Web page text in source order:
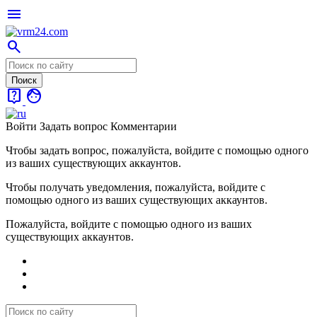
menu
search
live_help face
Войти Задать вопрос Комментарии
Чтобы задать вопрос, пожалуйста, войдите с помощью одного
из ваших существующих аккаунтов.
Чтобы получать уведомления, пожалуйста, войдите с
помощью одного из ваших существующих аккаунтов.
Пожалуйста, войдите с помощью одного из ваших
существующих аккаунтов.